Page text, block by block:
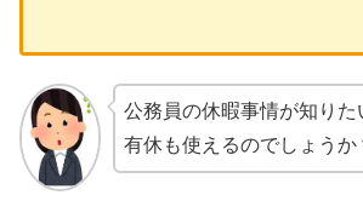
公務員の休暇事情が知りた
有休も使えるのでしょうか